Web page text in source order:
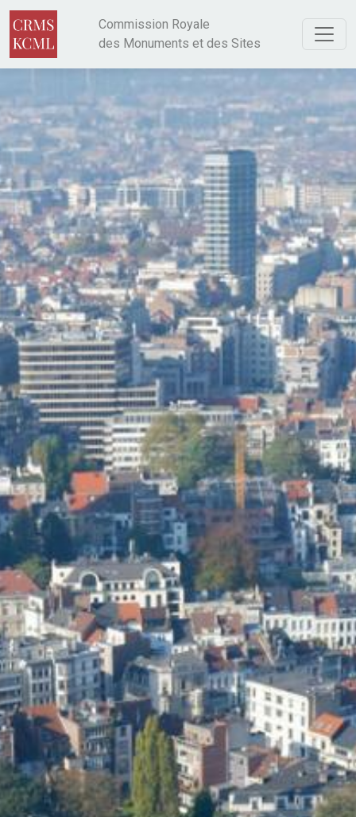
Aller au contenu principal
Commission Royale
des Monuments et des Sites